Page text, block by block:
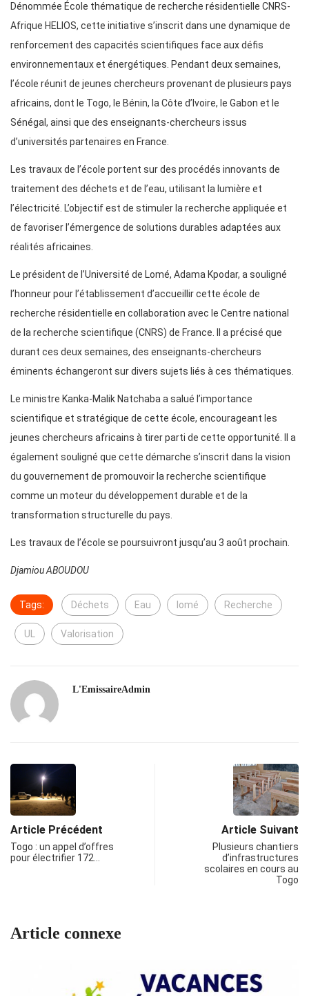
Dénommée École thématique de recherche résidentielle CNRS-
Afrique HELIOS, cette initiative s’inscrit dans une dynamique de
renforcement des capacités scientifiques face aux défis
environnementaux et énergétiques. Pendant deux semaines,
l’école réunit de jeunes chercheurs provenant de plusieurs pays
africains, dont le Togo, le Bénin, la Côte d’Ivoire, le Gabon et le
Sénégal, ainsi que des enseignants-chercheurs issus
d’universités partenaires en France.
Les travaux de l’école portent sur des procédés innovants de
traitement des déchets et de l’eau, utilisant la lumière et
l’électricité. L’objectif est de stimuler la recherche appliquée et
de favoriser l’émergence de solutions durables adaptées aux
réalités africaines.
Le président de l’Université de Lomé, Adama Kpodar, a souligné
l’honneur pour l’établissement d’accueillir cette école de
recherche résidentielle en collaboration avec le Centre national
de la recherche scientifique (CNRS) de France. Il a précisé que
durant ces deux semaines, des enseignants-chercheurs
éminents échangeront sur divers sujets liés à ces thématiques.
Le ministre Kanka-Malik Natchaba a salué l’importance
scientifique et stratégique de cette école, encourageant les
jeunes chercheurs africains à tirer parti de cette opportunité. Il a
également souligné que cette démarche s’inscrit dans la vision
du gouvernement de promouvoir la recherche scientifique
comme un moteur du développement durable et de la
transformation structurelle du pays.
Les travaux de l’école se poursuivront jusqu’au 3 août prochain.
Djamiou ABOUDOU
Tags: Déchets Eau lomé Recherche
UL Valorisation
L'EmissaireAdmin
Article Précédent
Togo : un appel d’offres
pour électrifier 172…
Article Suivant
Plusieurs chantiers
d’infrastructures
scolaires en cours au
Togo
Article connexe